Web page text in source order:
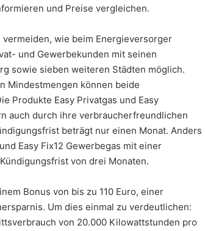
und Preise vergleichen.
wie beim Energieversorger
und Gewerbekunden mit seinen
sowie sieben weiteren Städten möglich.
Mindestmengen können beide
Produkte Easy Privatgas und Easy
auch durch ihre verbraucherfreundlichen
beträgt nur einen Monat. Anders
Easy Fix12 Gewerbegas mit einer
von drei Monaten.
Bonus von bis zu 110 Euro, einer
Um dies einmal zu verdeutlichen:
von 20.000 Kilowattstunden pro